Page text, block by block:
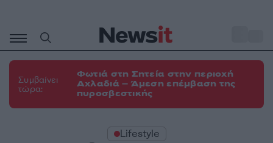
περιεχόμενο
Συμβαίνει
τώρα:
Φωτιά στη Σητεία στην περιοχή
Αχλαδιά – Άμεση επέμβαση της
πυροσβεστικής
Lifestyle